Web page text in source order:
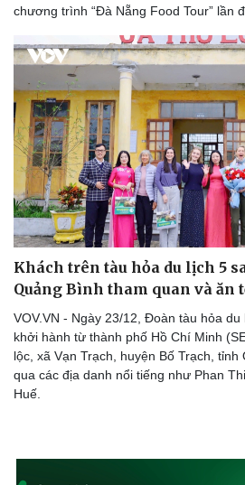
chương trình “Đà Nẵng Food Tour” lần
Khách trên tàu hỏa du lịch 5
Quảng Bình tham quan và ăn
VOV.VN - Ngày 23/12, Đoàn tàu hỏa
khởi hành từ thành phố Hồ Chí Minh
lộc, xã Vạn Trạch, huyện Bố Trạch,
qua các địa danh nổi tiếng như Phan
Huế.